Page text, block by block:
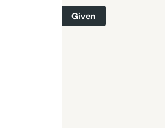
Given